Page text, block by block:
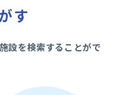
す
設を検索することがで